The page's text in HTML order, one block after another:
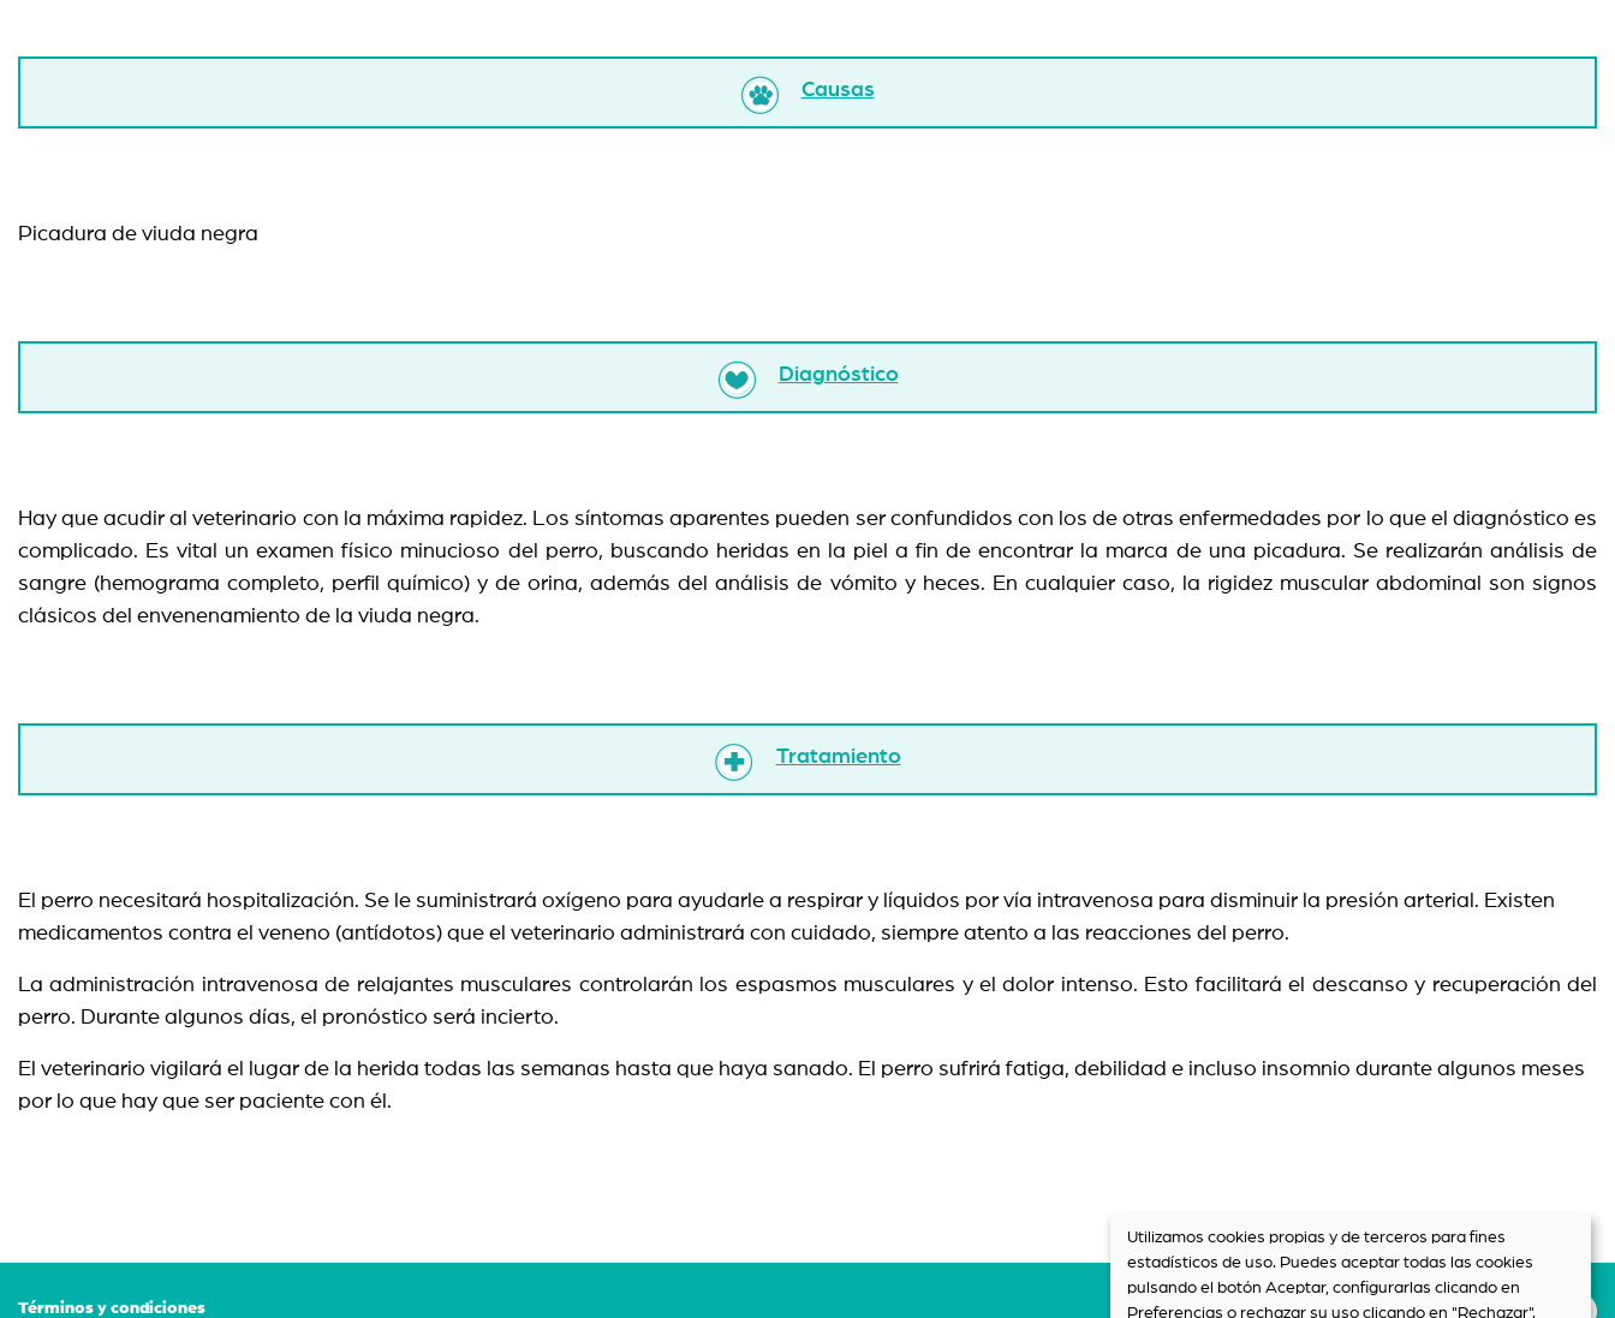
Causas
Picadura de viuda negra
Diagnóstico
Hay que acudir al veterinario con la máxima rapidez. Los síntomas aparentes pueden ser confundidos con los de otras enfermedades por lo que el diagnóstico es
complicado. Es vital un examen físico minucioso del perro, buscando heridas en la piel a fin de encontrar la marca de una picadura. Se realizarán análisis de
sangre (hemograma completo, perfil químico) y de orina, además del análisis de vómito y heces. En cualquier caso, la rigidez muscular abdominal son signos
clásicos del envenenamiento de la viuda negra.
Tratamiento
El perro necesitará hospitalización. Se le suministrará oxígeno para ayudarle a respirar y líquidos por vía intravenosa para disminuir la presión arterial. Existen
medicamentos contra el veneno (antídotos) que el veterinario administrará con cuidado, siempre atento a las reacciones del perro.
La administración intravenosa de relajantes musculares controlarán los espasmos musculares y el dolor intenso. Esto facilitará el descanso y recuperación del
perro. Durante algunos días, el pronóstico será incierto.
El veterinario vigilará el lugar de la herida todas las semanas hasta que haya sanado. El perro sufrirá fatiga, debilidad e incluso insomnio durante algunos meses
por lo que hay que ser paciente con él.
Términos y condiciones
Utilizamos cookies propias y de terceros para fines
estadísticos de uso. Puedes aceptar todas las cookies
pulsando el botón Aceptar, configurarlas clicando en
Preferencias o rechazar su uso clicando en "Rechazar".